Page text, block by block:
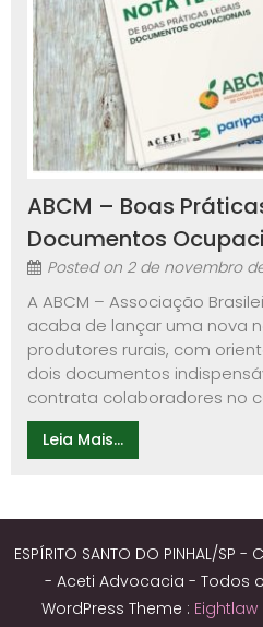
ABCM – Boas
Documentos
Posted on 2 de novembro
A ABCM – Associação
acaba de lançar uma nova
produtores rurais, com
dois documentos
contrata colaboradores no
Leia Mais...
ESPÍRITO SANTO DO PINHAL/SP -
- Aceti Advocacia - Todos
WordPress Theme : Eightlaw